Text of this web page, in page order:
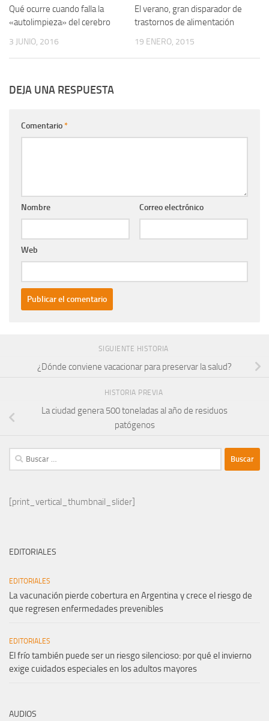
Qué ocurre cuando falla la
«autolimpieza» del cerebro
3 JUNIO, 2016
El verano, gran disparador de
trastornos de alimentación
19 ENERO, 2015
DEJA UNA RESPUESTA
Comentario*
Nombre Correo electrónico
Web
SIGUIENTE HISTORIA
¿Dónde conviene vacacionar para preservar la salud?
HISTORIA PREVIA
La ciudad genera 500 toneladas al año de residuos
patógenos
Buscar:
[print_vertical_thumbnail_slider]
EDITORIALES
EDITORIALES
La vacunación pierde cobertura en Argentina y crece el riesgo de
que regresen enfermedades prevenibles
EDITORIALES
El frío también puede ser un riesgo silencioso: por qué el invierno
exige cuidados especiales en los adultos mayores
AUDIOS